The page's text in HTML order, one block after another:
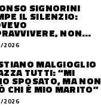
SIGNORINI
IL SILENZIO:
NON
2026
MALGIOGLIO
TUTTI: “MI
SPOSATO, MA NON
CHI È MIO MARITO”
2026